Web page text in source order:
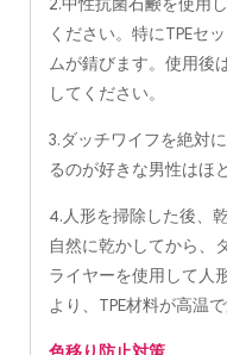
2.中性抗菌石鹸を使用
ください。特にTPEセ
ムが錆びます。使用後
してください。
3.ダッチワイフを絶対
るのが好きな男性はほ
4.人形を掃除した後、
自然に乾かしてから、
ライヤーを使用して人
より、TPE材料が高温